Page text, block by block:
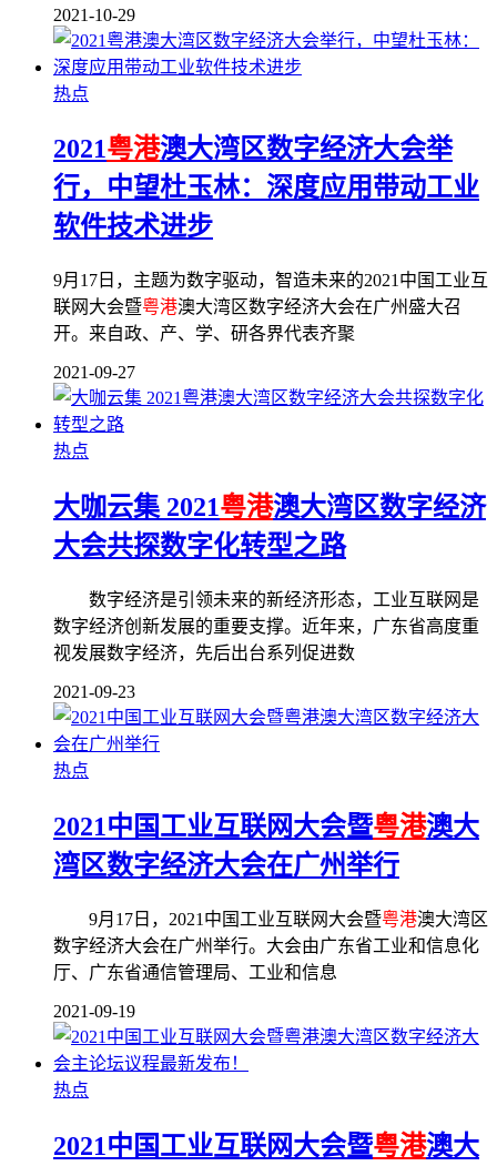
2021-10-29
热点
2021粤港澳大湾区数字经济大会举
行，中望杜玉林：深度应用带动工业
软件技术进步
9月17日，主题为数字驱动，智造未来的2021中国工业互
联网大会暨粤港澳大湾区数字经济大会在广州盛大召
开。来自政、产、学、研各界代表齐聚
2021-09-27
热点
大咖云集 2021粤港澳大湾区数字经济
大会共探数字化转型之路
数字经济是引领未来的新经济形态，工业互联网是
数字经济创新发展的重要支撑。近年来，广东省高度重
视发展数字经济，先后出台系列促进数
2021-09-23
热点
2021中国工业互联网大会暨粤港澳大
湾区数字经济大会在广州举行
9月17日，2021中国工业互联网大会暨粤港澳大湾区
数字经济大会在广州举行。大会由广东省工业和信息化
厅、广东省通信管理局、工业和信息
2021-09-19
热点
2021中国工业互联网大会暨粤港澳大